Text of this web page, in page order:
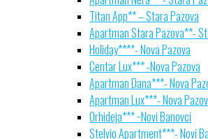
Titan App** – Stara Pazova
Apartman Stara Pazova**-
Holiday****- Nova Pazova
Centar Lux*** -Nova Pazova
Apartman Dana***- Nova
Apartman Lux***- Nova
Orhideja*** −Novi Banovci
Stelvio Apartment***- Novi